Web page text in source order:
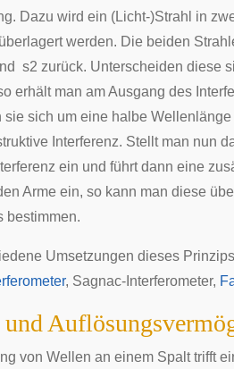
Dazu wird ein (Licht-)Strahl in
werden. Die beiden
s2 zurück. Unterscheiden diese
erhält man am Ausgang des
sie sich um eine halbe
Interferenz. Stellt man nun
ein und führt dann eine
Arme ein, so kann man diese
bestimmen.
Umsetzungen dieses
, Sagnac-Interferometer,
von Wellen an einem Spalt trifft